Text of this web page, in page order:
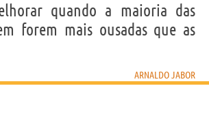
quando a maioria das
forem mais ousadas que as
ARNALDO JABOR